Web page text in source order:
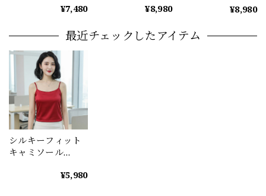
¥7,480 ¥8,980 ¥8,980
最近チェックしたアイテム
シルキーフィット
キャミソール
¥5,980